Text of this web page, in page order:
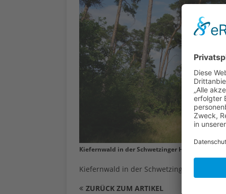
Kiefernwald in der Schwetzinger Hardt
Kiefernwald in der Schwetzinger Hardt
ZURÜCK ZUM ARTIKEL